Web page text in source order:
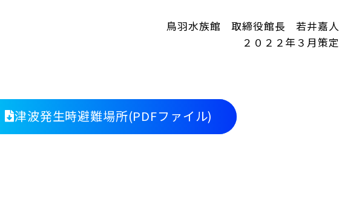
鳥羽水族館 取締役館長 若井嘉人
２０２２年３月策定
津波発生時避難場所(PDFファイル)